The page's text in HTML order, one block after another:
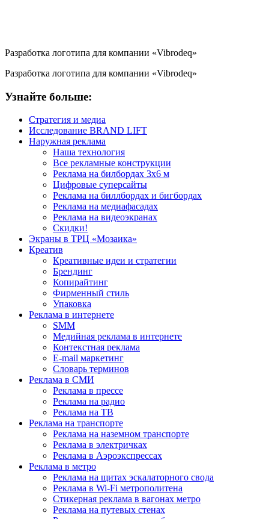
Разработка логотипа для компании «Vibrodeq»
Разработка логотипа для компании «Vibrodeq»
Узнайте больше:
Стратегия и медиа
Исследование BRAND LIFT
Наружная реклама
Наша технология
Все рекламные конструкции
Реклама на билбордах 3х6 м
Цифровые суперсайты
Реклама на биллбордах и бигбордах
Реклама на медиафасадах
Реклама на видеоэкранах
Скидки!
Экраны в ТРЦ «Мозаика»
Креатив
Креативные идеи и стратегии
Брендинг
Копирайтинг
Фирменный стиль
Упаковка
Реклама в интернете
SMM
Медийная реклама в интернете
Контекстная реклама
E-mail маркетинг
Словарь терминов
Реклама в СМИ
Реклама в прессе
Реклама на радио
Реклама на ТВ
Реклама на транспорте
Реклама на наземном транспорте
Реклама в электричках
Реклама в Аэроэкспрессах
Реклама в метро
Реклама на щитах эскалаторного свода
Реклама в Wi-Fi метрополитена
Стикерная реклама в вагонах метро
Реклама на путевых стенах